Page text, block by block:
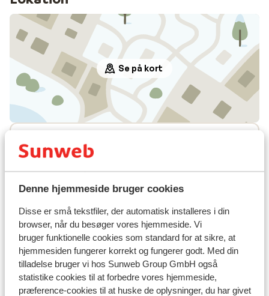
Denne hjemmeside bruger cookies
Disse er små tekstfiler, der automatisk installeres i din
browser, når du besøger vores hjemmeside. Vi
bruger funktionelle cookies som standard for at sikre, at
hjemmesiden fungerer korrekt og fungerer godt. Med din
tilladelse bruger vi hos Sunweb Group GmbH også
statistike cookies til at forbedre vores hjemmeside,
præference-cookies til at huske de oplysninger, du har givet
Se på kort
I området
Afstand til centrum: ca. 100 meter
Afstand til skipiste ca. 50 meter
Afstand til skilift ca. 50 meter
Liftkort/skileje/undervisning
Liftkort
Undervisning